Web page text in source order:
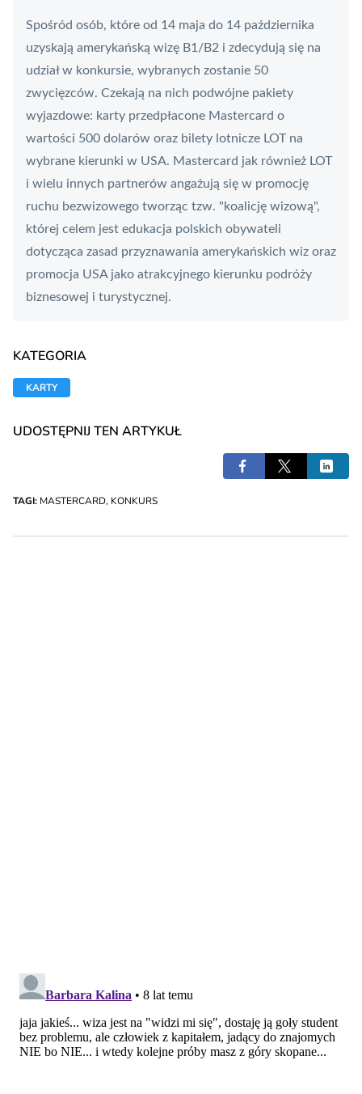
Spośród osób, które od 14 maja do 14 października
uzyskają amerykańską wizę B1/B2 i zdecydują się na
udział w konkursie, wybranych zostanie 50
zwycięzców. Czekają na nich podwójne pakiety
wyjazdowe: karty przedpłacone Mastercard o
wartości 500 dolarów oraz bilety lotnicze LOT na
wybrane kierunki w USA. Mastercard jak również LOT
i wielu innych partnerów angażują się w promocję
ruchu bezwizowego tworząc tzw. "koalicję wizową",
której celem jest edukacja polskich obywateli
dotycząca zasad przyznawania amerykańskich wiz oraz
promocja USA jako atrakcyjnego kierunku podróży
biznesowej i turystycznej.
KATEGORIA
KARTY
UDOSTĘPNIJ TEN ARTYKUŁ
TAGI: MASTERCARD, KONKURS